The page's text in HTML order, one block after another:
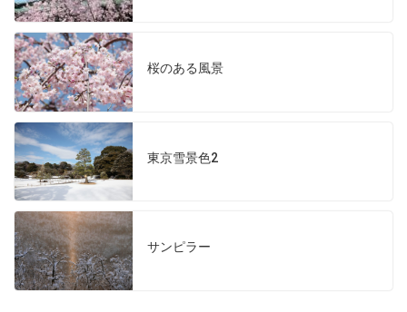
桜のある風景
東京雪景色2
サンピラー